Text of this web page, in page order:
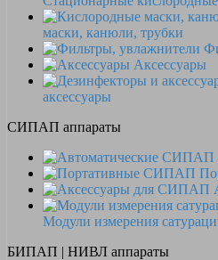
маски, канюли, трубки
Аксессуары
аксессуары
СИПАП аппараты
Модули измерения
БИПАП | НИВЛ аппараты